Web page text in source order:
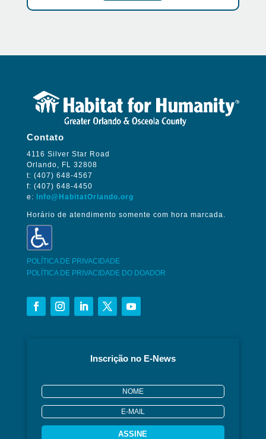
Contato
4116 Silver Star Road
Orlando, FL 32808
t: (407) 648-4567
f: (407) 648-4450
e: Info@HabitatOrlando.org
Horário de atendimento somente com hora marcada.
POLÍTICA DE PRIVACIDADE
POLÍTICA DE PRIVACIDADE DO DOADOR
Inscrição no E-News
ASSINE